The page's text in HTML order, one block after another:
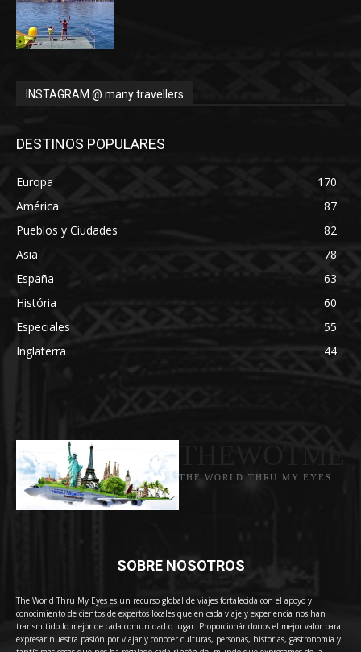
INSTAGRAM @ many travellers
DESTINOS POPULARES
Europa
170
América
87
Pueblos y Ciudades
82
Asia
78
España
63
História
60
Especiales
55
Inglaterra
44
THE WORLD THRU MY EYES
SOBRE NOSOTROS
The World Thru My Eyes es un recurso global de viajes fortalecida con el apoyo y
conocimiento de cientos de expertos locales que en cada viaje y experiencia nos han
transmitido lo mejor de cada comunidad o lugar. Proporcionándonos el mejor valor para
expresar nuestra pasión por viajar y conocer culturas, personas, historias, gastronomía y